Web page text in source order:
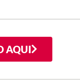
AQUI